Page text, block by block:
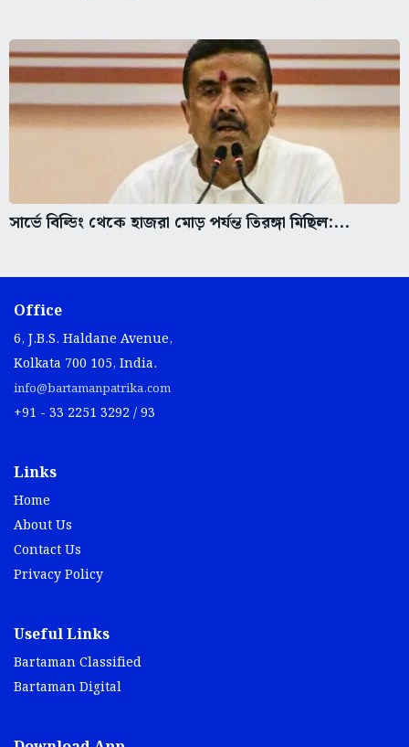
সার্ভে বিল্ডিং থেকে হাজরা মোড় পর্যন্ত তিরঙ্গা মিছিল:...
Office
6, J.B.S. Haldane Avenue,
Kolkata 700 105, India.
info@bartamanpatrika.com
+91 - 33 2251 3292 / 93
Links
Home
About Us
Contact Us
Privacy Policy
Useful Links
Bartaman Classified
Bartaman Digital